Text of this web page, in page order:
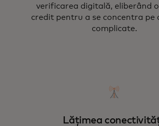
verificarea digitală, eliberând
credit pentru a se concentra pe
complicate.
Lățimea